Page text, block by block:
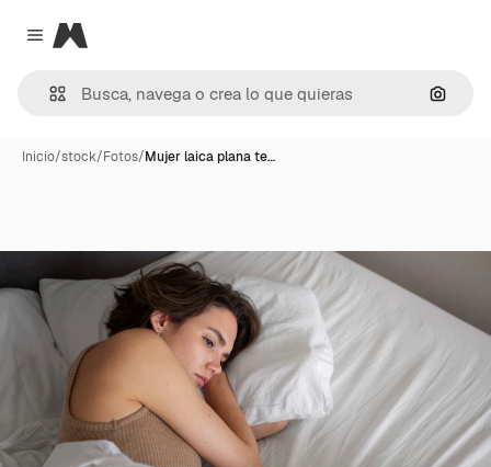
Close menu
Magnific
Inicio/stock/Fotos/Mujer laica plana te…